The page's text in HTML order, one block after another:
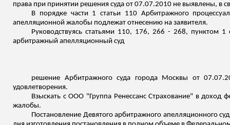
права при принятии решения суда от 07.07.2010 не выявлены, в
В порядке части 1 статьи 110 Арбитражного
апелляционной жалобы подлежат отнесению на заявителя.
Руководствуясь статьями 110, 176, 266 - 268, пунктом 1
арбитражный апелляционный суд
решение Арбитражного суда города Москвы от
удовлетворения.
Взыскать с ООО "Группа Ренессанс Страхование" в
жалобы.
Постановление Девятого арбитражного апелляционного